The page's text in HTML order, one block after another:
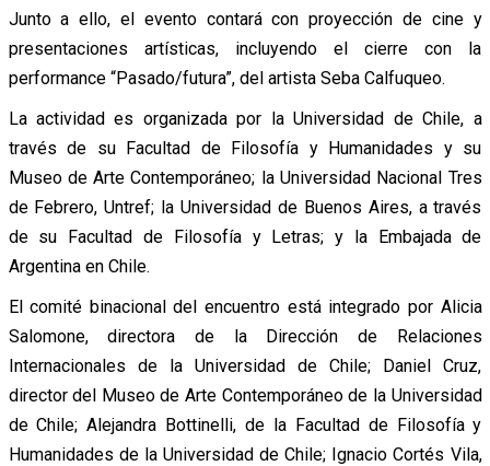
Junto a ello, el evento contará con proyección de cine y
presentaciones artísticas, incluyendo el cierre con la
performance “Pasado/futura”, del artista Seba Calfuqueo.
La actividad es organizada por la Universidad de Chile, a
través de su Facultad de Filosofía y Humanidades y su
Museo de Arte Contemporáneo; la Universidad Nacional Tres
de Febrero, Untref; la Universidad de Buenos Aires, a través
de su Facultad de Filosofía y Letras; y la Embajada de
Argentina en Chile.
El comité binacional del encuentro está integrado por Alicia
Salomone, directora de la Dirección de Relaciones
Internacionales de la Universidad de Chile; Daniel Cruz,
director del Museo de Arte Contemporáneo de la Universidad
de Chile; Alejandra Bottinelli, de la Facultad de Filosofía y
Humanidades de la Universidad de Chile; Ignacio Cortés Vila,